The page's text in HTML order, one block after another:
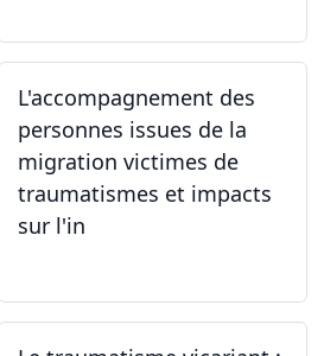
L'accompagnement des
personnes issues de la
migration victimes de
traumatismes et impacts
sur l'in